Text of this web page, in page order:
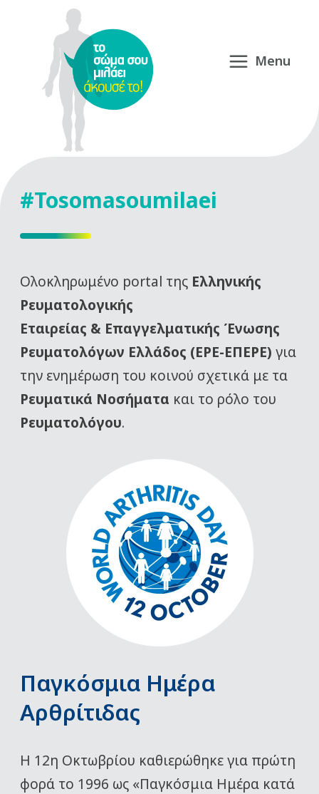
#Tosomasoumilaei
Oλοκληρωμένο portal της Ελληνικής
Ρευματολογικής
Εταιρείας & Επαγγελματικής Ένωσης
Ρευματολόγων Ελλάδος (ΕΡΕ-ΕΠΕΡΕ) για
την ενημέρωση του κοινού σχετικά με τα
Ρευματικά Νοσήματα και το ρόλο του
Ρευματολόγου.
Παγκόσμια Ημέρα
Αρθρίτιδας
Η 12η Οκτωβρίου καθιερώθηκε για πρώτη
φορά το 1996 ως «Παγκόσμια Ημέρα κατά